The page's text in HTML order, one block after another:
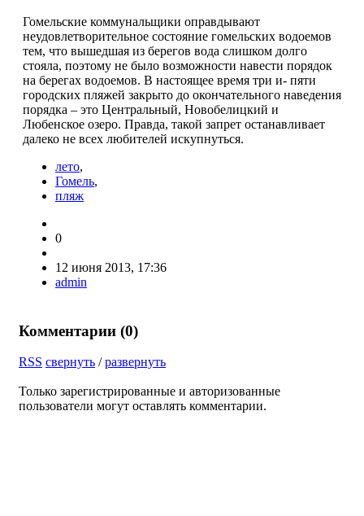
Гомельские коммунальщики оправдывают
неудовлетворительное состояние гомельских водоемов
тем, что вышедшая из берегов вода слишком долго
стояла, поэтому не было возможности навести порядок
на берегах водоемов. В настоящее время три и- пяти
городских пляжей закрыто до окончательного наведения
порядка – это Центральный, Новобелицкий и
Любенское озеро. Правда, такой запрет останавливает
далеко не всех любителей искупнуться.
лето,
Гомель,
пляж
0
12 июня 2013, 17:36
admin
Комментарии (0)
RSS свернуть /развернуть
Только зарегистрированные и авторизованные
пользователи могут оставлять комментарии.